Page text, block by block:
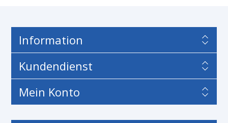
Information
Kundendienst
Mein Konto